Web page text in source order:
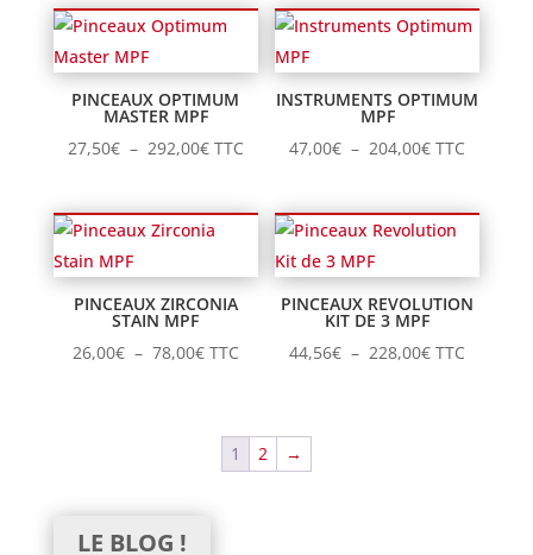
42,50€
182,00€
107,00€
214,00€
PINCEAUX OPTIMUM
MASTER MPF
27,50€ – 292,00€Plage
prix :
27,50€
292,00€
TTC
INSTRUMENTS OPTIMUM
MPF
47,00€ – 204,00€Plage
prix :
47,00€
204,00€
TTC
PINCEAUX ZIRCONIA
STAIN MPF
26,00€ – 78,00€Plage
26,00€
TTC
PINCEAUX REVOLUTION
KIT DE 3 MPF
44,56€ – 228,00€Plage
TTC
1 2 →
LE BLOG !